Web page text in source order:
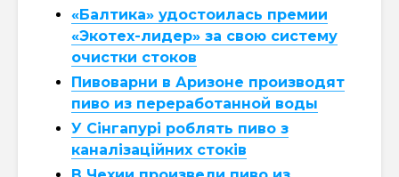
«Балтика» удостоилась премии
«Экотех-лидер» за свою систему
очистки стоков
Пивоварни в Аризоне производят
пиво из переработанной воды
У Сінгапурі роблять пиво з
каналізаційних стоків